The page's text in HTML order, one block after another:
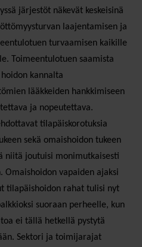
järjestöt näkevät keskeisinä
laajentamisen ja
turvaamisen kaikille
Toimeentulotuen saamista
kannalta
lääkkeiden hankkimiseen
ja nopeutettava.
tilapäiskorotuksia
sekä omaishoidon tukeen
niitä joutuisi monimutkaisesti
Omaishoidon vapaiden ajaksi
tilapäishoidon rahat tulisi nyt
suoraan perheelle, kun
ei tällä hetkellä pystytä
Sektori ja toimijarajat